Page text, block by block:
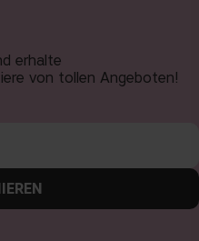
erhalte
von tollen Angeboten!